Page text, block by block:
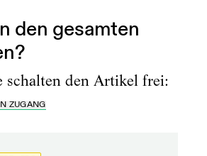
den gesamten
schalten den Artikel frei:
ZUGANG